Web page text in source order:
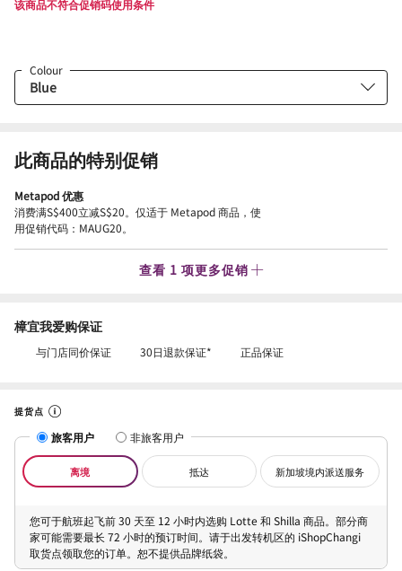
该商品不符合促销码使用条件
Colour
此商品的特别促销
Metapod 优惠
消费满S$400立减S$20。仅适于 Metapod 商品，使
用促销代码：MAUG20。
查看 1 项更多促销
樟宜我爱购保证
与门店同价保证 30日退款保证* 正品保证
提货点
旅客用户 非旅客用户
离境 抵达 新加坡境内派送服务
您可于航班起飞前 30 天至 12 小时内选购 Lotte 和 Shilla 商品。部分商
家可能需要最长 72 小时的预订时间。请于出发转机区的 iShopChangi
取货点领取您的订单。恕不提供品牌纸袋。